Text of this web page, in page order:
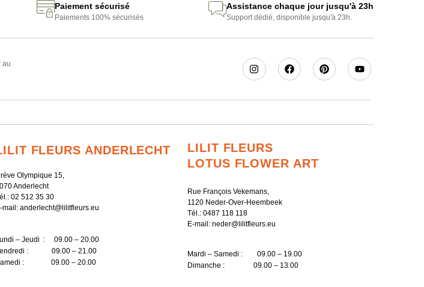
Paiement sécurisé
Paiements 100% sécurisés
Assistance chaque jour jusqu'à 23h
Support dédié, disponible jusqu'à 23h.
au
FLEURS ANDERLECHT
Olympique 15,
Anderlecht
02 512 35 30
mail: anderlecht@lilitfleurs.eu
– Jeudi : 09.00 – 20.00
: 09.00 – 21.00
: 09.00 – 20.00
LILIT FLEURS
LOTUS FLOWER ART
Rue François Vekemans,
1120 Neder-Over-Heembeek
Tél.: 0487 118 118
E-mail: neder@lilitfleurs.eu
Mardi – Samedi : 09.00 – 19.00
Dimanche : 09.00 – 13.00